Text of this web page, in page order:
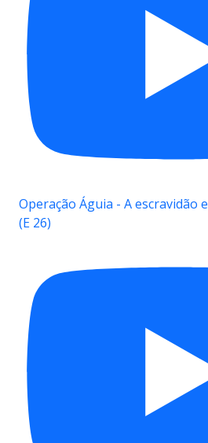
Operação Águia - A escravidão
(E 26)